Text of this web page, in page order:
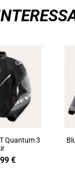
Quantum 3
€